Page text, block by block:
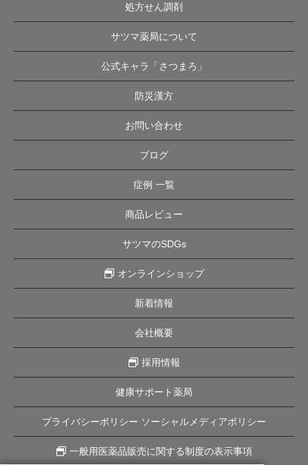
処方せん調剤
サツマ薬局について
公式キャラ「さつまろ」
防災漢方
お問い合わせ
ブログ
症例 一覧
商品レビュー
サツマのSDGs
オンラインショップ
新着情報
会社概要
採用情報
健康サポート薬局
プライバシーポリシー ソーシャルメディアポリシー
一般用医薬品販売に関する制度の表示事項